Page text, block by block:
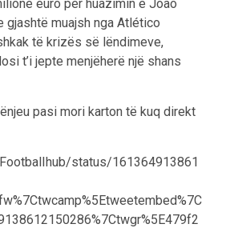
euro për huazimin e Joao
gjashtë muajsh nga Atlético
të krizës së lëndimeve,
t’i jepte menjëherë një shans
pasi mori karton të kuq direkt
status/161364913861